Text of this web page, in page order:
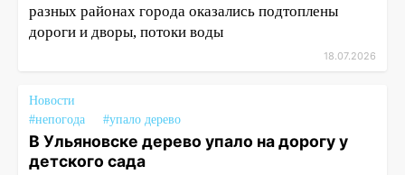
разных районах города оказались подтоплены
дороги и дворы, потоки воды
18.07.2026
Новости
#непогода
#упало дерево
В Ульяновске дерево упало на дорогу у
детского сада